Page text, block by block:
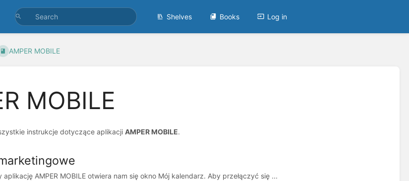
Shelves Books Log in
AMPER MOBILE
MOBILE
instrukcje dotyczące aplikacji AMPER MOBILE.
aplikację AMPER MOBILE otwiera nam się okno Mój kalendarz. Aby przełączyć się ...